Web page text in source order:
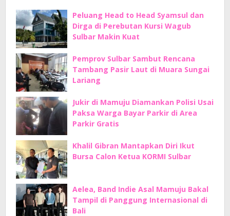
Peluang Head to Head Syamsul dan
Dirga di Perebutan Kursi Wagub
Sulbar Makin Kuat
Pemprov Sulbar Sambut Rencana
Tambang Pasir Laut di Muara Sungai
Lariang
Jukir di Mamuju Diamankan Polisi Usai
Paksa Warga Bayar Parkir di Area
Parkir Gratis
Khalil Gibran Mantapkan Diri Ikut
Bursa Calon Ketua KORMI Sulbar
Aelea, Band Indie Asal Mamuju Bakal
Tampil di Panggung Internasional di
Bali